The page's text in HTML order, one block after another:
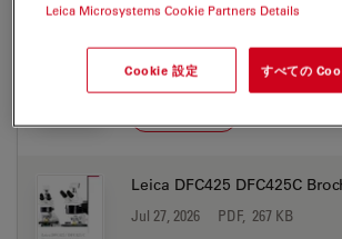
Leica DFC425 DFC425C
Jul 27, 2026 PDF, 267 KB
Leica DFC425 DFC425C
Jul 27, 2026 PDF, 267 KB
Leica Microsystems Cookie Partners Details
Cookie 設定 すべての